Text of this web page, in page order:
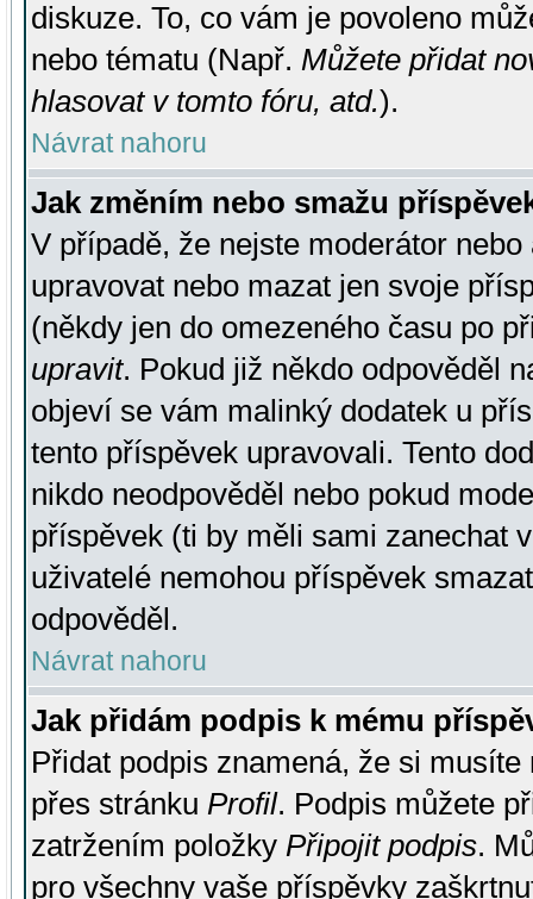
diskuze. To, co vám je povoleno
nebo tématu (Např. Můžete přidat
hlasovat v tomto fóru, atd.).
Návrat nahoru
Jak změním nebo smažu
V případě, že nejste moderátor
upravovat nebo mazat jen svoje
(někdy jen do omezeného času po
upravit. Pokud již někdo odpověděl
objeví se vám malinký dodatek u
tento příspěvek upravovali. Tento
nikdo neodpověděl nebo pokud
příspěvek (ti by měli sami zanechat
uživatelé nemohou příspěvek
odpověděl.
Návrat nahoru
Jak přidám podpis k mému
Přidat podpis znamená, že si
přes stránku Profil. Podpis můžete
zatržením položky Připojit podpis.
pro všechny vaše příspěvky